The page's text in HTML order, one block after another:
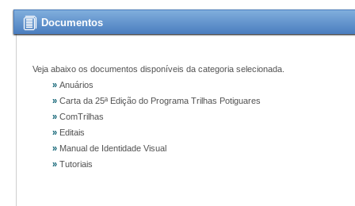
Documentos
Veja abaixo os documentos disponíveis da categoria selecionada.
» Anuários
» Carta da 25ª Edição do Programa Trilhas Potiguares
» ComTrilhas
» Editais
» Manual de Identidade Visual
» Tutoriais